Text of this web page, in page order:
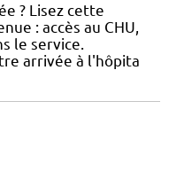
? Lisez cette
: accès au CHU,
le service.
arrivée à l'hôpita